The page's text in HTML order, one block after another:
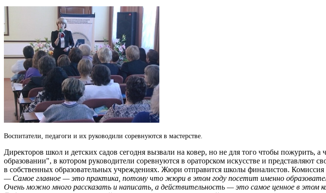
Воспитатели, педагоги и их руководили соревнуются в мастерстве.
Директоров школ и детских садов сегодня вызвали на ковер, но не для того чтобы пожурить,
образовании", в котором руководители соревнуются в ораторском искусстве и
в собственных образовательных учреждениях. Жюри отправится школы финалистов.
— Самое главное — это практика, потому что жюри в этом году посетит именно
Очень можно много рассказать и написать, а действительность — это самое ценное в этом